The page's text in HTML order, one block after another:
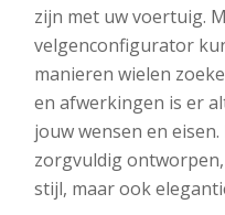
zijn met uw voertuig.
velgenconfigurator
manieren wielen
en afwerkingen is er
jouw wensen en
zorgvuldig
stijl, maar ook